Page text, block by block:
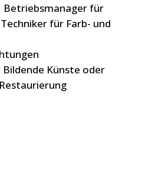
Betriebsmanager für
für Farb- und
Künste oder